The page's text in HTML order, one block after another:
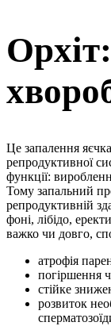
Це запалення
репродуктивної
функції:
Тому запальний
репродуктивній
фоні, лібідо,
важко чи довго,
атрофія
погіршення
стійке
розвиток